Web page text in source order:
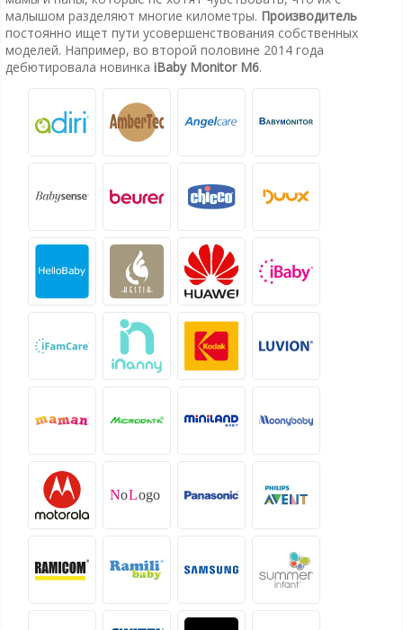
малышом разделяют многие километры. Производитель
постоянно ищет пути усовершенствования собственных
моделей. Например, во второй половине 2014 года
дебютировала новинкаiBaby Monitor M6.